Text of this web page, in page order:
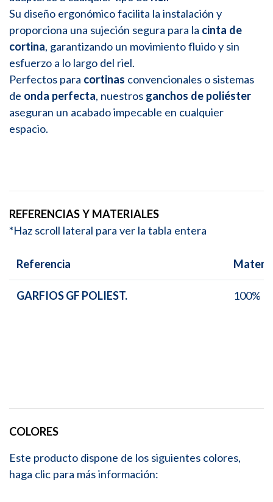
Su diseño ergonómico facilita la instalación y
proporciona una sujeción segura para la cinta de
cortina, garantizando un movimiento fluido y sin
esfuerzo a lo largo del riel.
Perfectos para cortinas convencionales o sistemas
de onda perfecta, nuestros ganchos de poliéster
aseguran un acabado impecable en cualquier
espacio.
REFERENCIAS Y MATERIALES
*Haz scroll lateral para ver la tabla entera
Referencia
GARFIOS GF POLIEST. 100%
COLORES
Este producto dispone de los siguientes colores,
haga clic para más información: